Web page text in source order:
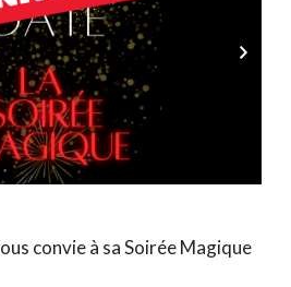
convie à sa Soirée Magique